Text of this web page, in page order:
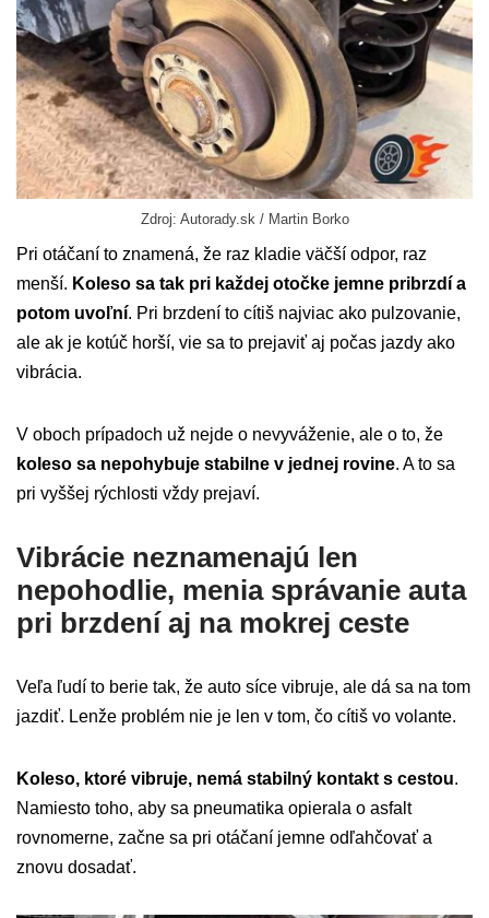
Zdroj: Autorady.sk / Martin Borko
Pri otáčaní to znamená, že raz kladie väčší odpor, raz
menší. Koleso sa tak pri každej otočke jemne pribrzdí a
potom uvoľní. Pri brzdení to cítiš najviac ako pulzovanie,
ale ak je kotúč horší, vie sa to prejaviť aj počas jazdy ako
vibrácia.
V oboch prípadoch už nejde o nevyváženie, ale o to, že
koleso sa nepohybuje stabilne v jednej rovine. A to sa
pri vyššej rýchlosti vždy prejaví.
Vibrácie neznamenajú len
nepohodlie, menia správanie auta
pri brzdení aj na mokrej ceste
Veľa ľudí to berie tak, že auto síce vibruje, ale dá sa na tom
jazdiť. Lenže problém nie je len v tom, čo cítiš vo volante.
Koleso, ktoré vibruje, nemá stabilný kontakt s cestou.
Namiesto toho, aby sa pneumatika opierala o asfalt
rovnomerne, začne sa pri otáčaní jemne odľahčovať a
znovu dosadať.